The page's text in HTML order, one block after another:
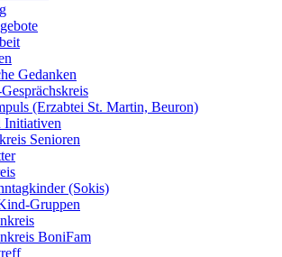
Gedanken
(Erzabtei St. Martin, Beuron)
Initiativen
Senioren
(Sokis)
Gruppen
BoniFam